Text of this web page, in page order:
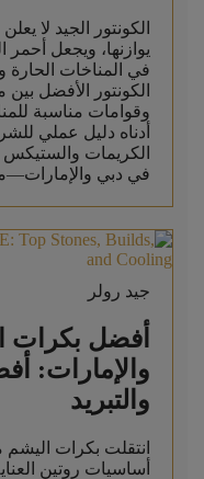
الكونتور الجيد لا
يوازنها، ويجعل أحمر
في المناخات
الكونتور الأفضل بين
وقوامات مناسبة
أدناه دليل عملي
الكريمات والستيكس
في دبي
جيد رولر
أفضل بكرات
والإمارات:
والتبريد
انتقلت بكرات
أساسيات روتين